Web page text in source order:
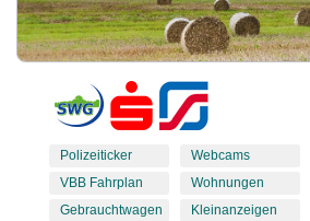
Polizeiticker
VBB Fahrplan
Gebrauchtwagen
Webcams
Wohnungen
Kleinanzeigen